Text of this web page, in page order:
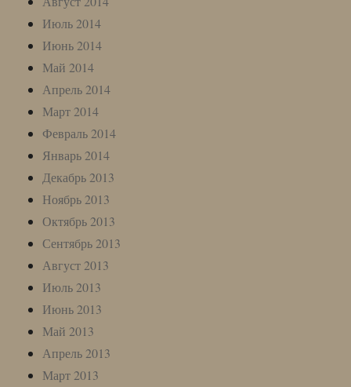
Июль 2014
Июнь 2014
Май 2014
Апрель 2014
Март 2014
Февраль 2014
Январь 2014
Декабрь 2013
Ноябрь 2013
Октябрь 2013
Сентябрь 2013
Август 2013
Июль 2013
Июнь 2013
Май 2013
Апрель 2013
Март 2013